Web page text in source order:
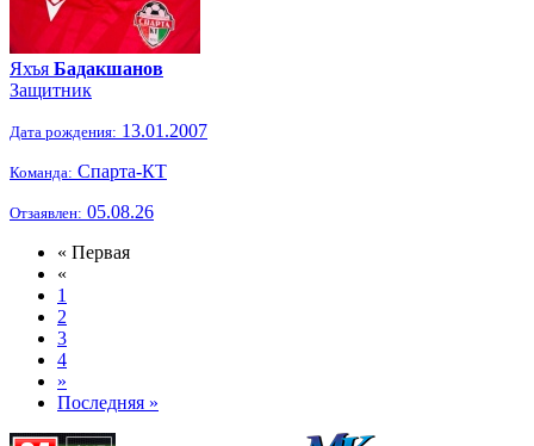
Яхъя Бадакшанов
Защитник
Дата рождения: 13.01.2007
Команда: Спарта-КТ
Отзаявлен: 05.08.26
« Первая
«
1
2
3
4
»
Последняя »